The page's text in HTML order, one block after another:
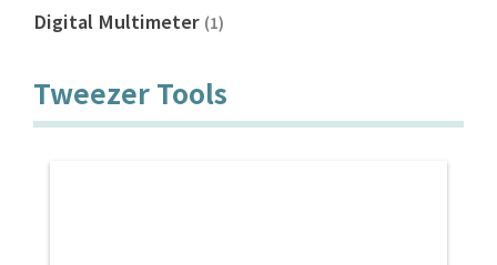
Digital Multimeter (1)
Tweezer Tools